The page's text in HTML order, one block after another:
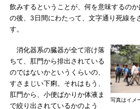
飲みするということが、何を意味するの
の後、3日間にわたって、文字通り死線を
す。
写真はイメ
消化器系の臓器が全て溶け落
ちて、肛門から排出されている
のではないかというくらいの、
すさまじい下痢。それはもう、
肛門から、小便ばかりか体液ま
で絞り出されているかのよう